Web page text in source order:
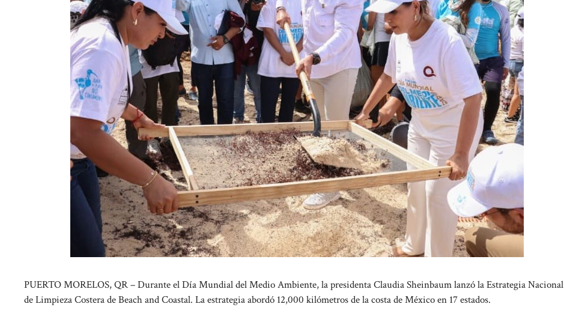
PUERTO MORELOS, QR – Durante el Día Mundial del Medio Ambiente, la presidenta Claudia Sheinbaum lanzó la Estrategia Nacional
de Limpieza Costera de Beach and Coastal. La estrategia abordó 12,000 kilómetros de la costa de México en 17 estados.